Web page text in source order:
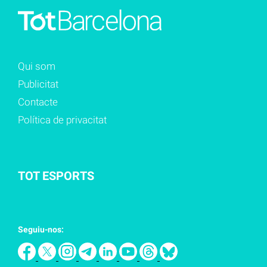
Qui som
Publicitat
Contacte
Política de privacitat
TOT ESPORTS
Seguiu-nos: